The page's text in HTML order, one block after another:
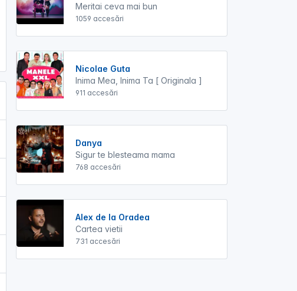
Meritai ceva mai bun
1059 accesări
Nicolae Guta
Inima Mea, Inima Ta [ Originala ]
911 accesări
Danya
Sigur te blesteama mama
768 accesări
Alex de la Oradea
Cartea vietii
731 accesări